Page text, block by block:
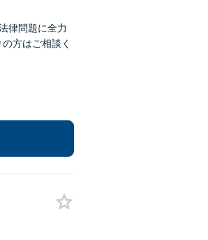
律問題に全力
方はご相談く